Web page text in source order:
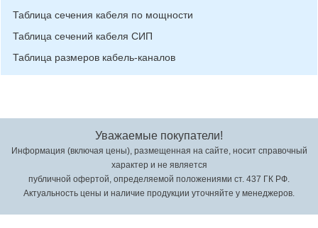
Таблица сечения кабеля по мощности
Таблица сечений кабеля СИП
Таблица размеров кабель-каналов
Уважаемые покупатели!
Информация (включая цены), размещенная на сайте, носит справочный
характер и не является
публичной офертой, определяемой положениями ст. 437 ГК РФ.
Актуальность цены и наличие продукции уточняйте у менеджеров.